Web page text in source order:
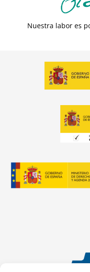
Nuestra labor es